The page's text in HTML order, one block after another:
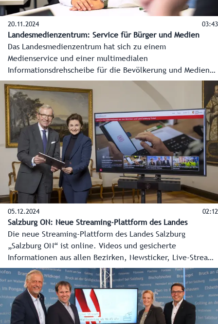
20.11.2024 03:43
Landesmedienzentrum: Service für Bürger und Medien
Das Landesmedienzentrum hat sich zu einem
Medienservice und einer multimedialen
Informationsdrehscheibe für die Bevölkerung und Medien
entwickelt. Damit sind die Salzburgerinnen und Salzburger
jederzeit gesichert, verlässlich und zeitnahe informiert.
Das alles in Krisenzeiten, bei Wahlen oder internationalen
Ereignissen in Salzburg, aber auch im Alltag. Hand in Hand
arbeitet die Redaktion dabei mit den anderen
Fachbereichen Marketing und Internet zusammen. Dreh
und Angelpunkt der Kommunikation sind die
Landeswebsite, die Land Salzburg App inklusive
Sofortnachrichten für die Bezirke und auch der Land
Salzburg Ticker sowie die Social-Media-Kanäle des Landes.
05.12.2024 02:12
Salzburg ON: Neue Streaming-Plattform des Landes
Die neue Streaming-Plattform des Landes Salzburg
„Salzburg ON“ ist online. Videos und gesicherte
Informationen aus allen Bezirken, Newsticker, Live-Streams
und vieles mehr zeigen die ganze Vielfalt des Landes
Salzburg. Landeshauptmann Wilfried Haslauer und
Landeshauptmann-Stellvertreterin Marlene Svazek drückten
vor kurzem symbolisch auf den Startknopf und Salzburg ON
ging online. Entwickelt wurde Salzburg ON von der